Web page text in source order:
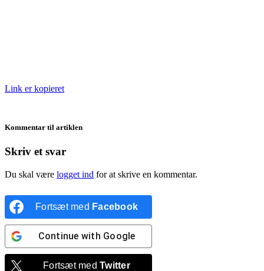
Link er kopieret
Kommentar til artiklen
Skriv et svar
Du skal være logget ind for at skrive en kommentar.
Fortsæt med Facebook
Continue with Google
Fortsæt medTwitter